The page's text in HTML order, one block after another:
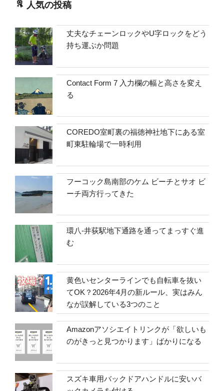
人気の投稿
丈夫なチェーンロックやU字ロックをどう
持ち運ぶか問題
Contact Form 7 入力欄の幅と高さを変え
る
COREDO室町裏の福徳神社地下にある室
町東駐輪場で一時利用
フーコック島南部のケム ビーチとサオ ビ
ーチ両方行ってきた
環八-井荻駅地下通路を通ってまっすぐ進
む
黄色いセンターラインでも自転車を抜い
てOK？2026年4月の新ルール、実はみん
なが誤解している3つのこと
Amazonアソシエイトリンクが「欲しいも
のがきっと見つかります」ばかりになる
スズキ車用バックドアハンドルに安いバ